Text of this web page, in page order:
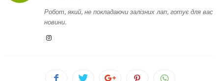
Робот, який, не покладаючи залізних лап, готує для вас
новини.